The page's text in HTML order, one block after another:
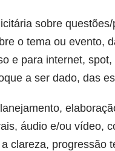
sobre
o tema ou evento,
e para internet,
a ser dado, das
áudio e/ou vídeo,
clareza,